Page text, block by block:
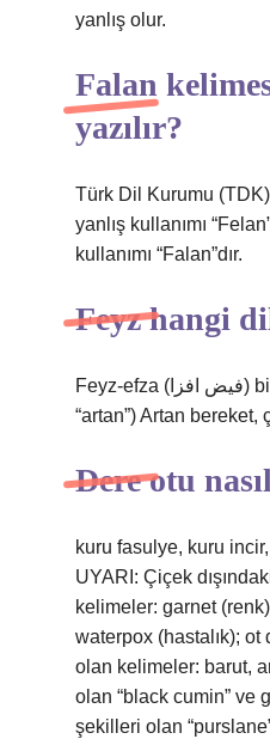
yanlış olur.
Falan
yazılır?
Türk Dil Kurumu
yanlış kullanımı
kullanımı “Falan”dır.
Feyz hangi
Feyz-efza (ﻓﻴﺾ ﺍﻓﺰﺍ) birl. sıf. (Farsça: efzā
“artan”) Artan bereket,
Dere otu
kuru fasulye, kuru
UYARI: Çiçek
kelimeler: garnet
waterpox (hastalık); ot
olan kelimeler: barut,
olan “black cumin” ve
şekilleri olan